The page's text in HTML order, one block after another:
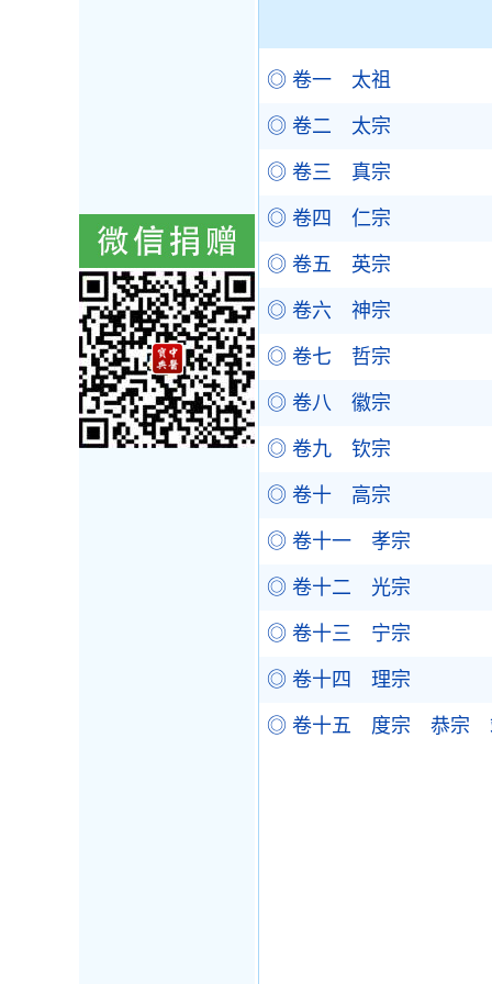
◎ 卷一 太祖
◎ 卷二 太宗
◎ 卷三 真宗
◎ 卷四 仁宗
◎ 卷五 英宗
◎ 卷六 神宗
◎ 卷七 哲宗
◎ 卷八 徽宗
◎ 卷九 钦宗
◎ 卷十 高宗
◎ 卷十一 孝宗
◎ 卷十二 光宗
◎ 卷十三 宁宗
◎ 卷十四 理宗
◎ 卷十五 度宗 恭宗